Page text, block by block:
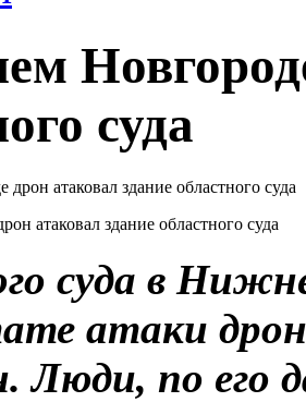
суда
атаковал здание областного суда
суда в
атаки
Люди, по его